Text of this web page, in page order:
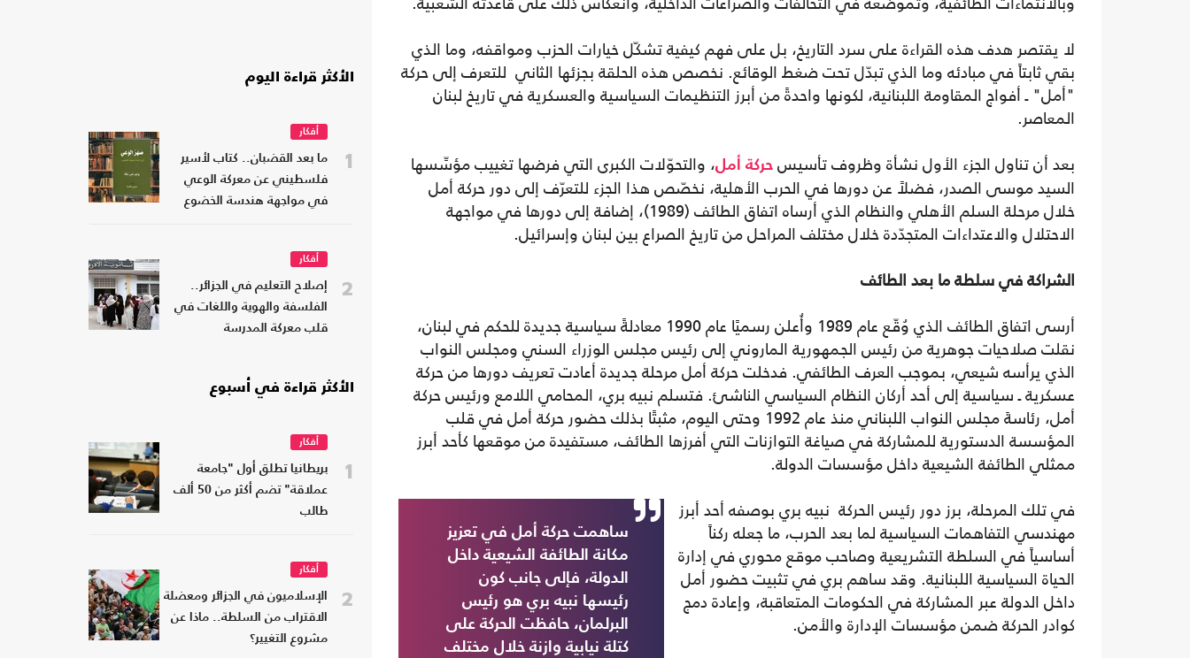
لا يقتصر هدف هذه القراءة على سرد التاريخ، بل على فهم كيفية تشكّل خيارات الحزب ومواقفه، وما الذي
بقي ثابتاً في مبادئه وما الذي تبدّل تحت ضغط الوقائع. نخصص هذه الحلقة بجزئها الثاني للتعرف إلى حركة
"أمل" ـ أفواج المقاومة اللبنانية، لكونها واحدةً من أبرز التنظيمات السياسية والعسكرية في تاريخ لبنان
المعاصر.
بعد أن تناول الجزء الأول نشأة وظروف تأسيس حركة أمل، والتحوّلات الكبرى التي فرضها تغييب مؤسِّسها
السيد موسى الصدر، فضلاً عن دورها في الحرب الأهلية، نخصّص هذا الجزء للتعرّف إلى دور حركة أمل
خلال مرحلة السلم الأهلي والنظام الذي أرساه اتفاق الطائف (1989)، إضافة إلى دورها في مواجهة
الاحتلال والاعتداءات المتجدّدة خلال مختلف المراحل من تاريخ الصراع بين لبنان وإسرائيل.
الشراكة في سلطة ما بعد الطائف
أرسى اتفاق الطائف الذي وُقّع عام 1989 وأُعلن رسميًا عام 1990 معادلةً سياسية جديدة للحكم في لبنان،
نقلت صلاحيات جوهرية من رئيس الجمهورية الماروني إلى رئيس مجلس الوزراء السني ومجلس النواب
الذي يرأسه شيعي، بموجب العرف الطائفي. فدخلت حركة أمل مرحلة جديدة أعادت تعريف دورها من حركة
عسكرية ـ سياسية إلى أحد أركان النظام السياسي الناشئ. فتسلم نبيه بري، المحامي اللامع ورئيس حركة
أمل، رئاسةَ مجلس النواب اللبناني منذ عام 1992 وحتى اليوم، مثبتًا بذلك حضور حركة أمل في قلب
المؤسسة الدستورية للمشاركة في صياغة التوازنات التي أفرزها الطائف، مستفيدة من موقعها كأحد أبرز
ممثلي الطائفة الشيعية داخل مؤسسات الدولة.
ساهمت حركة أمل في تعزيز
مكانة الطائفة الشيعية داخل
الدولة، فإلى جانب كون
رئيسها نبيه بري هو رئيس
البرلمان، حافظت الحركة على
كتلة نيابية وازنة خلال مختلف
في تلك المرحلة، برز دور رئيس الحركة نبيه بري بوصفه أحد أبرز
مهندسي التفاهمات السياسية لما بعد الحرب، ما جعله ركناً
أساسياً في السلطة التشريعية وصاحب موقع محوري في إدارة
الحياة السياسية اللبنانية. وقد ساهم بري في تثبيت حضور أمل
داخل الدولة عبر المشاركة في الحكومات المتعاقبة، وإعادة دمج
كوادر الحركة ضمن مؤسسات الإدارة والأمن.
الأكثر قراءة اليوم
1
أفكار
ما بعد القضبان.. كتاب لأسير
فلسطيني عن معركة الوعي
في مواجهة هندسة الخضوع
2
أفكار
إصلاح التعليم في الجزائر..
الفلسفة والهوية واللغات في
قلب معركة المدرسة
الأكثر قراءة في أسبوع
1
أفكار
بريطانيا تطلق أول "جامعة
عملاقة" تضم أكثر من 50 ألف
طالب
2
أفكار
الإسلاميون في الجزائر ومعضلة
الاقتراب من السلطة.. ماذا عن
مشروع التغيير؟